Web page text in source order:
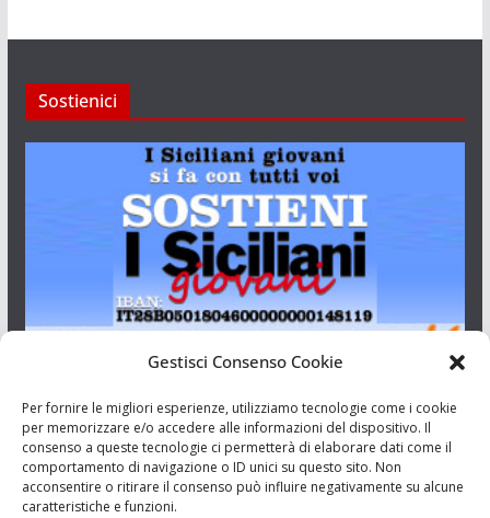
Gestisci Consenso Cookie
Per fornire le migliori esperienze, utilizziamo tecnologie come i cookie
per memorizzare e/o accedere alle informazioni del dispositivo. Il
consenso a queste tecnologie ci permetterà di elaborare dati come il
comportamento di navigazione o ID unici su questo sito. Non
acconsentire o ritirare il consenso può influire negativamente su alcune
caratteristiche e funzioni.
Sostienici
Aut. del tribunale di Catania n.23/2011 del 20/09/2011 Dir.
Resp. Riccardo Orioles.